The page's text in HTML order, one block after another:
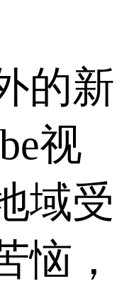
的新
视
域受
恼，